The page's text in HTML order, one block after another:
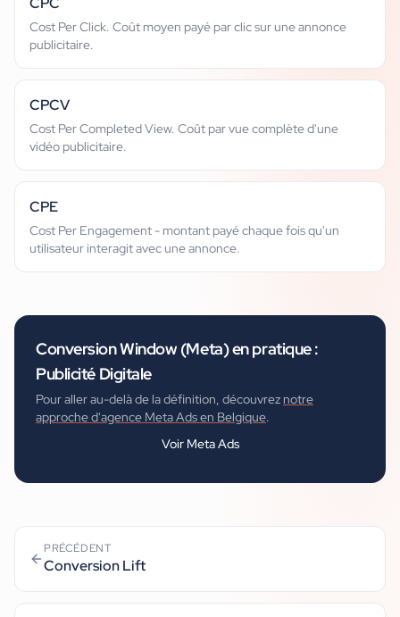
Cost Per Click. Coût moyen payé par clic sur une annonce
publicitaire.
CPCV
Cost Per Completed View. Coût par vue complète d'une
vidéo publicitaire.
CPE
Cost Per Engagement - montant payé chaque fois qu'un
utilisateur interagit avec une annonce.
Conversion Window (Meta)en pratique :
Publicité Digitale
Pour aller au-delà de la définition, découvrez notre
approche d'agence Meta Ads en Belgique.
Voir Meta Ads
PRÉCÉDENT
Conversion Lift